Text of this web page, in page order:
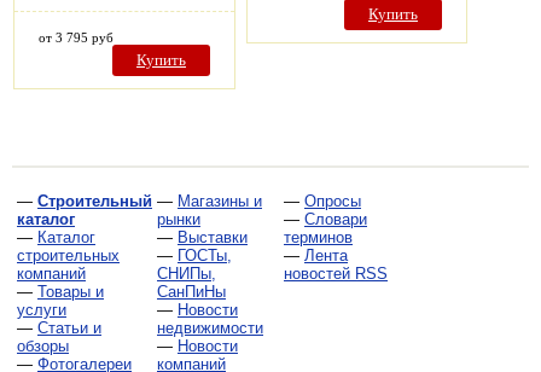
от 3 795 руб
Купить
Купить
— Строительный
каталог
— Каталог
строительных
компаний
— Товары и
услуги
— Статьи и
обзоры
— Фотогалереи
— Магазины и
рынки
— Выставки
— ГОСТы,
СНИПы,
СанПиНы
— Новости
недвижимости
— Новости
компаний
— Опросы
— Словари
терминов
— Лента
новостей RSS